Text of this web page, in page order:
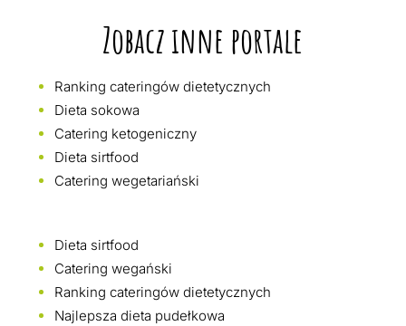
Zobacz inne portale
Ranking cateringów dietetycznych
Dieta sokowa
Catering ketogeniczny
Dieta sirtfood
Catering wegetariański
Dieta sirtfood
Catering wegański
Ranking cateringów dietetycznych
Najlepsza dieta pudełkowa